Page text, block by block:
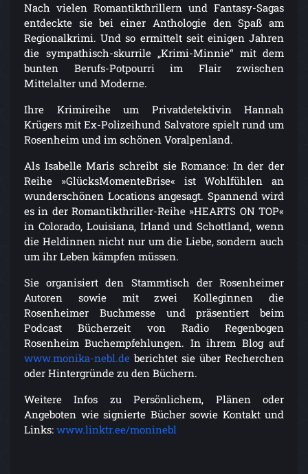
Nach vielen Romantikthrillern und Fantasy-Sagas
entdeckte sie bei einer Anthologie den Spaß am
Regionalkrimi. Und so ermittelt seit einigen Jahren
die sympathisch-skurrile „Krimi-Minnie“ mit dem
bunten Berufs-Potpourri im Flair zwischen
Mittelalter und Moderne.
Ihre Krimireihe um Privatdetektivin Hannah
Krügers mit Ex-Polizeihund Salvatore spielt rund um
Rosenheim und im schönen Voralpenland.
Als Isabelle Maris schreibt sie Romance: In der der
Reihe »GlücksMomenteBrise« ist Wohlfühlen an
wunderschönen Locations angesagt. Spannend wird
es in der Romantikthriller-Reihe »HEARTS ON TOP«
in Colorado, Louisiana, Irland und Schottland, wenn
die Heldinnen nicht nur um die Liebe, sondern auch
um ihr Leben kämpfen müssen.
Sie organisiert den Stammtisch der Rosenheimer
Autoren sowie mit zwei Kolleginnen die
Rosenheimer Buchmesse und präsentiert beim
Podcast Bücherzeit von Radio Regenbogen
Rosenheim Buchempfehlungen. In ihrem Blog auf
www.monika-nebl.de berichtet sie über Recherchen
oder Hintergründe zu den Büchern.
Weitere Infos zu Persönlichem, Plänen oder
Angeboten wie signierte Bücher sowie Kontakt und
Links: www.linktr.ee/moninebl